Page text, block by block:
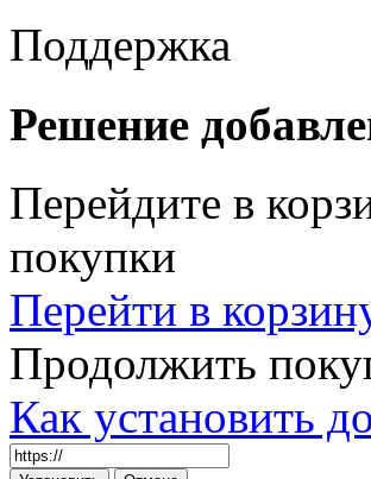
Поддержка
Решение
Перейдите в
покупки
Перейти в
Продолжить
Как установить